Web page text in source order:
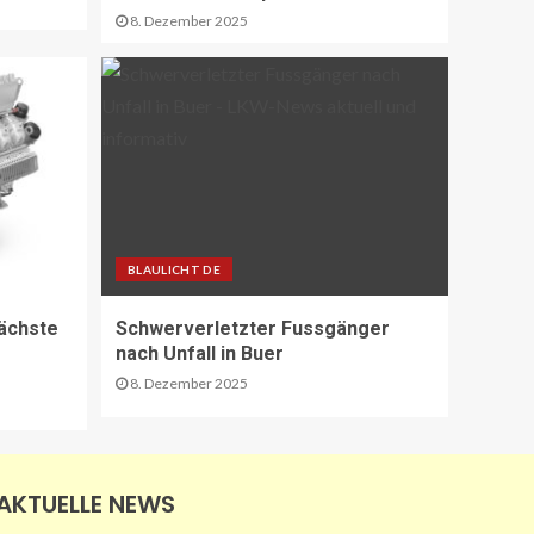
Repräsentative Studie vom
Vodafone Institut
STRASSEN-NEWS CH
A9 Südumfahrung Visp:
Sperrung Eyholztunnel in
Fahrtrichtung Brig
BRANCHEN-NEWS (DE)
8. Dezember 2025
BLAULICHT DE
Schwerverletzter Fussgänger
nach Unfall in Buer
8. Dezember 2025
NEWS